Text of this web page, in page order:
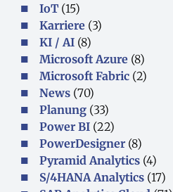
IoT (15)
Karriere (3)
KI / AI (8)
Microsoft Azure (8)
Microsoft Fabric (2)
News (70)
Planung (33)
Power BI (22)
PowerDesigner (8)
Pyramid Analytics (4)
S/4HANA Analytics (17)